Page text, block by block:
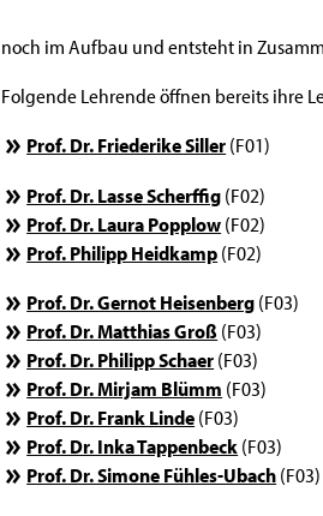
noch im Aufbau und entsteht in
Folgende Lehrende öffnen bereits ihre
Prof. Dr. Friederike Siller(F01)
Prof. Dr. Lasse Scherffig(F02)
Prof. Dr. Laura Popplow(F02)
Prof. Philipp Heidkamp(F02)
Prof. Dr. Gernot Heisenberg(F03)
Prof. Dr. Matthias Groß (F03)
Prof. Dr. Philipp Schaer(F03)
Prof. Dr. Mirjam Blümm (F03)
Prof. Dr. Frank Linde(F03)
Prof. Dr. Inka Tappenbeck(F03)
Prof. Dr. Simone Fühles-Ubach(F03)